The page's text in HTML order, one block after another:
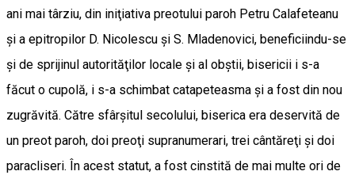
ani mai târziu, din iniţiativa preotului paroh Petru Calafeteanu
şi a epitropilor D. Nicolescu şi S. Mladenovici, beneficiindu-se
şi de sprijinul autorităţilor locale şi al obştii, bisericii i s-a
făcut o cupolă, i s-a schimbat catapeteasma şi a fost din nou
zugrăvită. Către sfârşitul secolului, biserica era deservită de
un preot paroh, doi preoţi supranumerari, trei cântăreţi şi doi
paracliseri. În acest statut, a fost cinstită de mai multe ori de